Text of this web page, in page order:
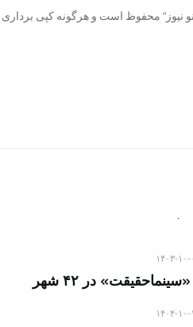
نیوز" محفوظ است و هرگونه کپی برداری
۱۰-۰۱
در ۴۲ شهر
۱۰-۱۵